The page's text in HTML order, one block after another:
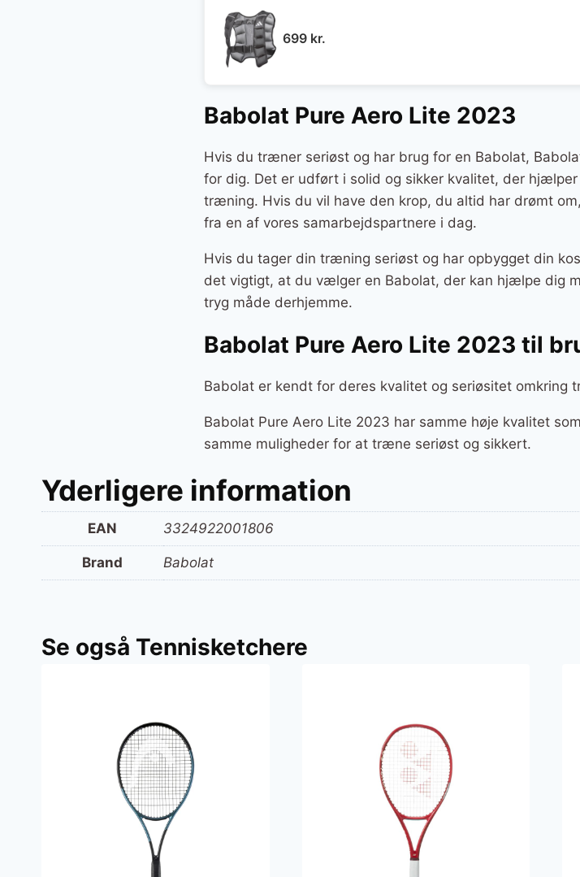
699 kr.
Babolat Pure Aero Lite 2023
Hvis du træner seriøst og har brug for en Babolat,
for dig. Det er udført i solid og sikker kvalitet, der
træning. Hvis du vil have den krop, du altid har drømt
fra en af vores samarbejdspartnere i dag.
Hvis du tager din træning seriøst og har opbygget din
det vigtigt, at du vælger en Babolat, der kan hjælpe dig
tryg måde derhjemme.
Babolat Pure Aero Lite 2023 til
Babolat er kendt for deres kvalitet og seriøsitet omkring
Babolat Pure Aero Lite 2023 har samme høje kvalitet
samme muligheder for at træne seriøst og sikkert.
Yderligere information
EAN 3324922001806
Brand Babolat
Se også Tennisketchere